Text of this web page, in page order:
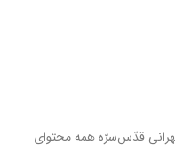
قدّس‌سرّه همه محتوای